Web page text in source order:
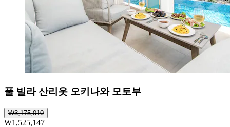
풀 빌라 산리옷 오키나와 모토부
₩3,175,010
₩1,525,147